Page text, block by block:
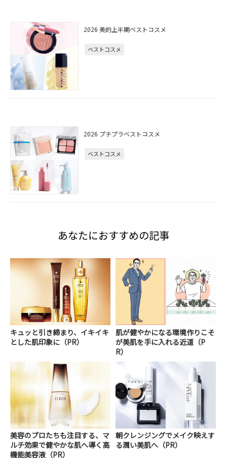
2026 美的上半期ベストコスメ
ベストコスメ
2026 プチプラベストコスメ
ベストコスメ
あなたにおすすめの記事
キュッと引き締まり、イキイキ
とした肌印象に（PR）
肌が健やかになる環境作りこそ
が美肌を手に入れる近道（P
R）
美容のプロたちも注目する、マ
ルチ効果で健やかな肌へ導く高
機能美容液（PR）
朝クレンジングでメイク映えす
る潤い美肌へ（PR）